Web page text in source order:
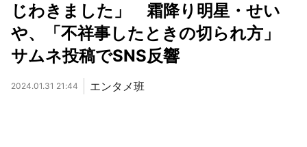
じわきました」 霜降り明星・せい
や、「不祥事したときの切られ方」
サムネ投稿でSNS反響
2024.01.31 21:44 エンタメ班